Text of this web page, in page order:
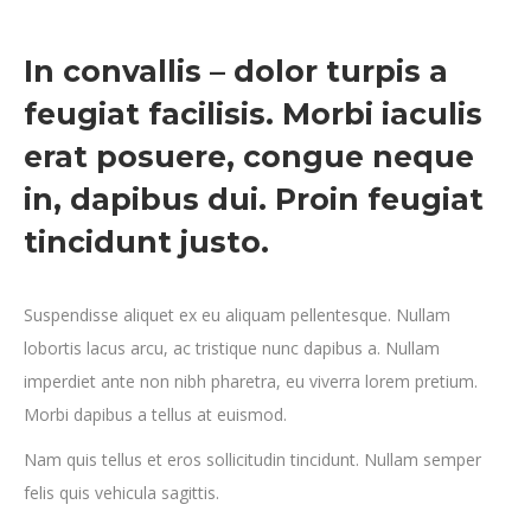
In convallis – dolor turpis a
feugiat facilisis. Morbi iaculis
erat posuere, congue neque
in, dapibus dui. Proin feugiat
tincidunt justo.
Suspendisse aliquet ex eu aliquam pellentesque. Nullam
lobortis lacus arcu, ac tristique nunc dapibus a. Nullam
imperdiet ante non nibh pharetra, eu viverra lorem pretium.
Morbi dapibus a tellus at euismod.
Nam quis tellus et eros sollicitudin tincidunt. Nullam semper
felis quis vehicula sagittis.